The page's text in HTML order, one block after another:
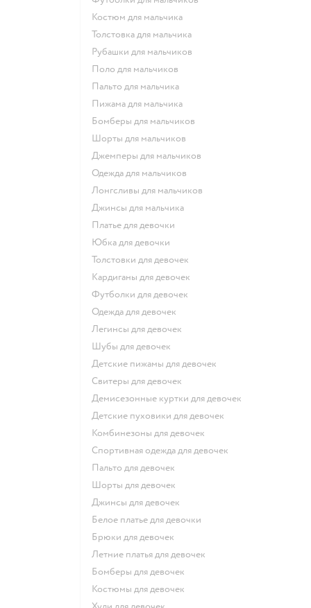
Костюм для мальчика
Толстовка для мальчика
Рубашки для мальчиков
Поло для мальчиков
Пальто для мальчика
Пижама для мальчика
Бомберы для мальчиков
Шорты для мальчиков
Джемперы для мальчиков
Одежда для мальчиков
Лонгсливы для мальчиков
Джинсы для мальчика
Платье для девочки
Юбка для девочки
Толстовки для девочек
Кардиганы для девочек
Футболки для девочек
Одежда для девочек
Легинсы для девочек
Шубы для девочек
Детские пижамы для девочек
Свитеры для девочек
Демисезонные куртки для девочек
Детские пуховики для девочек
Комбинезоны для девочек
Спортивная одежда для девочек
Пальто для девочек
Шорты для девочек
Джинсы для девочек
Белое платье для девочки
Брюки для девочек
Летние платья для девочек
Бомберы для девочек
Костюмы для девочек